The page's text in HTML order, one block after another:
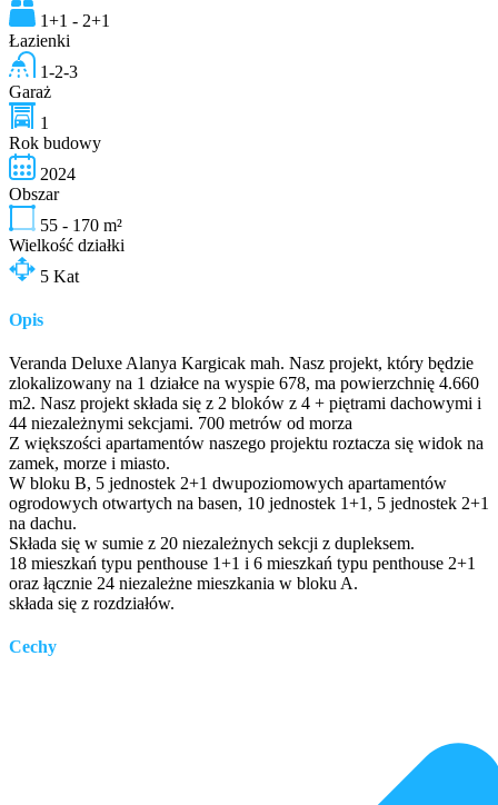
1+1 - 2+1
Łazienki
1-2-3
Garaż
1
Rok budowy
2024
Obszar
55 - 170 m²
Wielkość działki
5 Kat
Opis
Veranda Deluxe Alanya Kargicak mah. Nasz projekt, który będzie
zlokalizowany na 1 działce na wyspie 678, ma powierzchnię 4.660
m2. Nasz projekt składa się z 2 bloków z 4 + piętrami dachowymi i
44 niezależnymi sekcjami. 700 metrów od morza
Z większości apartamentów naszego projektu roztacza się widok na
zamek, morze i miasto.
W bloku B, 5 jednostek 2+1 dwupoziomowych apartamentów
ogrodowych otwartych na basen, 10 jednostek 1+1, 5 jednostek 2+1
na dachu.
Składa się w sumie z 20 niezależnych sekcji z dupleksem.
18 mieszkań typu penthouse 1+1 i 6 mieszkań typu penthouse 2+1
oraz łącznie 24 niezależne mieszkania w bloku A.
składa się z rozdziałów.
Cechy